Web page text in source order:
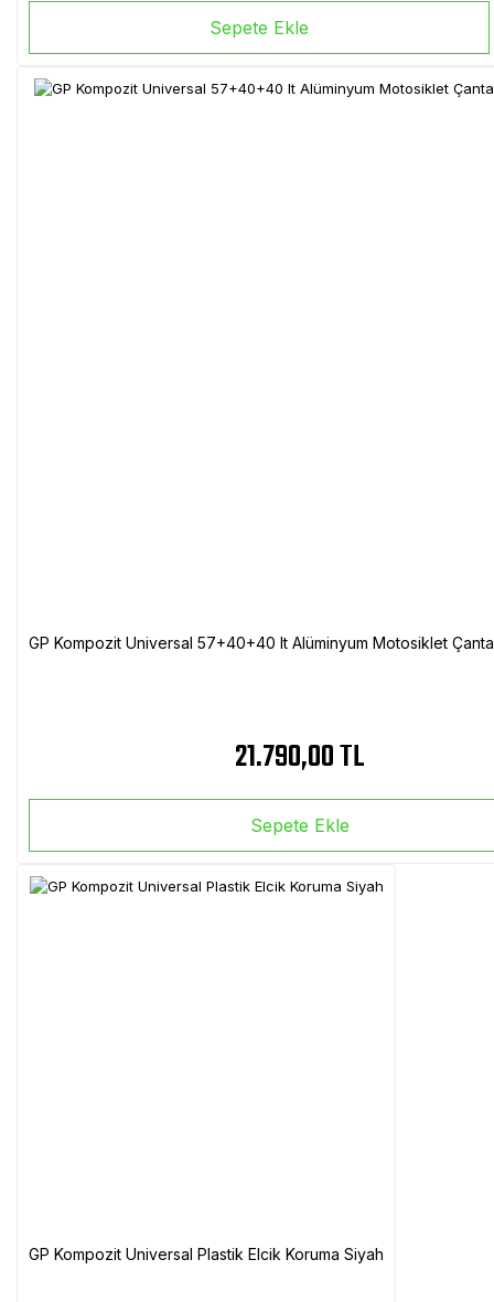
Sepete Ekle
GP Kompozit Universal 57+40+40 lt Alüminyum Motosiklet
21.790,00 TL
Sepete Ekle
GP Kompozit Universal Plastik Elcik Koruma Siyah